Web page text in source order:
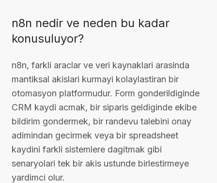
n8n nedir ve neden bu kadar
konusuluyor?
n8n, farkli araclar ve veri kaynaklari arasinda
mantiksal akislari kurmayi kolaylastiran bir
otomasyon platformudur. Form gonderildiginde
CRM kaydi acmak, bir siparis geldigin­de ekibe
bildirim gondermek, bir randevu talebini onay
adimindan gecirmek veya bir spreadsheet
kaydini farkli sistemlere dagitmak gibi
senaryolari tek bir akis ustunde birlestirmeye
yardimci olur.